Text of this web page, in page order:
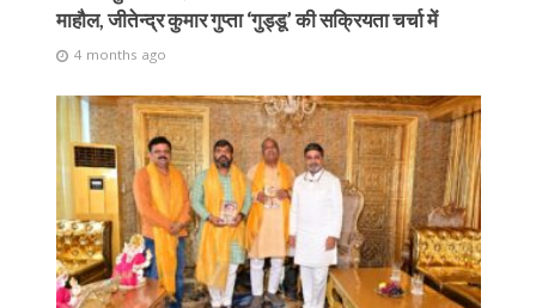
माहौल, जीतेन्द्र कुमार गुप्ता ‘गुड्डू’ की सक्रियता चर्चा में
4 months ago